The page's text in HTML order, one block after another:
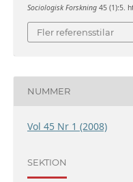
Sociologisk Forskning45 (1):5.
Fler referensstilar
NUMMER
Vol 45 Nr 1 (2008)
SEKTION